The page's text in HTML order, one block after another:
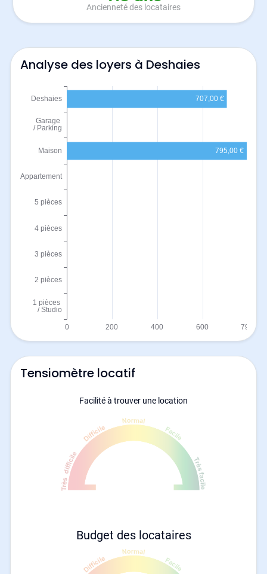
Ancienneté des locataires
Analyse des loyers à Deshaies
Tensiomètre locatif
Facilité à trouver une location
Budget des locataires